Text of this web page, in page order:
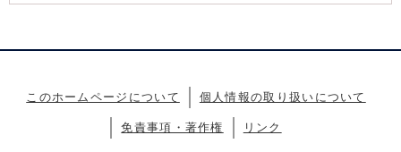
このホームページについて 個人情報の取り扱いについて
免責事項・著作権 リンク